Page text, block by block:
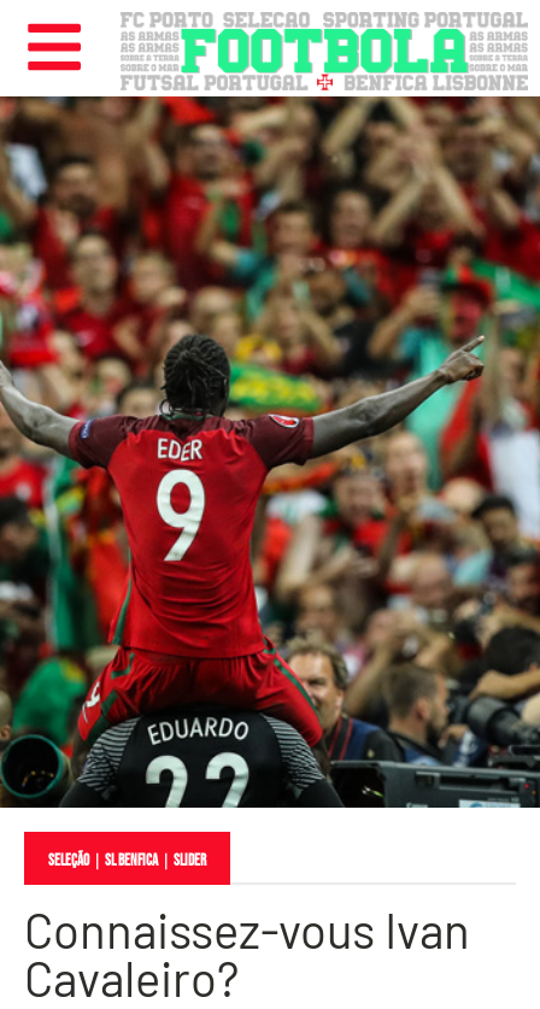
Seleção｜ SL Benfica｜ slider
Connaissez-vous Ivan
Cavaleiro?